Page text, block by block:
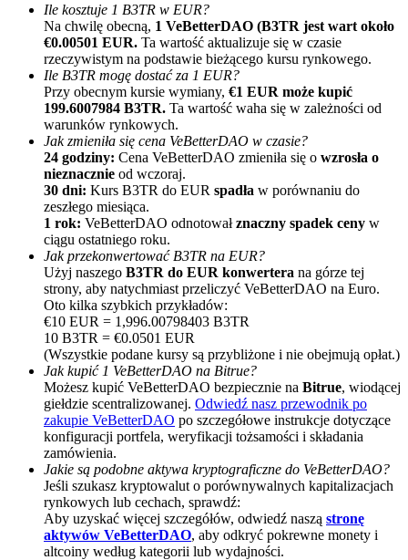
Polecaj
Zaproś przyjaciela, aby otrzymać nagrody pieniężne
BTC Welcome Rewards
BTC Welcome Rewards
Deposit & Trade BTC to Share 25000 USDT prize pool!
Deposit CASHCAT & Win
Ile kosztuje 1 B3TR w EUR?
Na chwilę obecną, 1 VeBetterDAO (B3TR jest wart około
€0.00501 EUR. Ta wartość aktualizuje się w czasie
rzeczywistym na podstawie bieżącego kursu rynkowego.
Ile B3TR mogę dostać za 1 EUR?
Przy obecnym kursie wymiany, €1 EUR może kupić
199.6007984 B3TR. Ta wartość waha się w zależności od
warunków rynkowych.
Jak zmieniła się cena VeBetterDAO w czasie?
24 godziny: Cena VeBetterDAO zmieniła się o wzrosła o
nieznacznie od wczoraj.
30 dni: Kurs B3TR do EUR spadła w porównaniu do
zeszłego miesiąca.
1 rok: VeBetterDAO odnotowałznaczny spadek ceny w
ciągu ostatniego roku.
Jak przekonwertować B3TR na EUR?
Użyj naszego B3TR do EUR konwertera na górze tej
strony, aby natychmiast przeliczyć VeBetterDAO na Euro.
Oto kilka szybkich przykładów:
€10 EUR = 1,996.00798403 B3TR
10 B3TR = €0.0501 EUR
(Wszystkie podane kursy są przybliżone i nie obejmują opłat.)
Jak kupić 1 VeBetterDAO na Bitrue?
Możesz kupić VeBetterDAO bezpiecznie na Bitrue, wiodącej
giełdzie scentralizowanej. Odwiedź nasz przewodnik po
zakupie VeBetterDAO po szczegółowe instrukcje dotyczące
konfiguracji portfela, weryfikacji tożsamości i składania
zamówienia.
Jakie są podobne aktywa kryptograficzne do VeBetterDAO?
Jeśli szukasz kryptowalut o porównywalnych kapitalizacjach
rynkowych lub cechach, sprawdź:
Aby uzyskać więcej szczegółów, odwiedź naszą stronę
aktywów VeBetterDAO, aby odkryć pokrewne monety i
altcoiny według kategorii lub wydajności.